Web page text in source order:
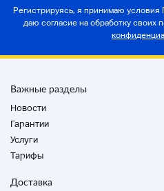
Регистрируясь, я принимаю условия
даю согласие на обработку своих
Важные разделы
Новости
Гарантии
Услуги
Тарифы
Доставка